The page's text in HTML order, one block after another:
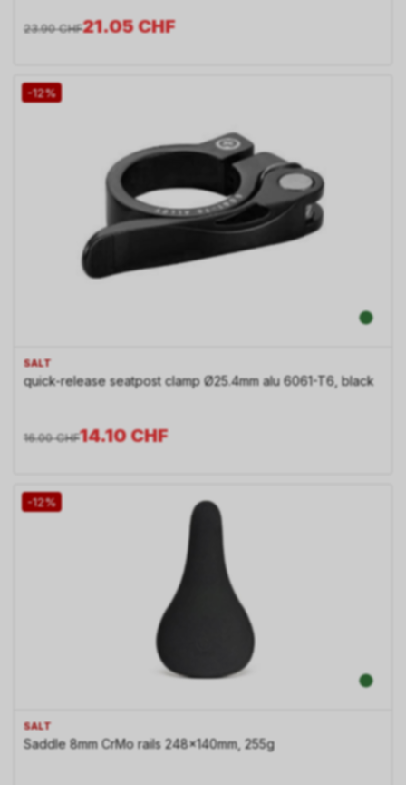
21.05CHF
23.90 CHF
-12%
SALT
quick-release seatpost clamp Ø25.4mm alu 6061-T6, black
14.10CHF
16.00 CHF
-12%
SALT
Saddle 8mm CrMo rails 248x140mm, 255g